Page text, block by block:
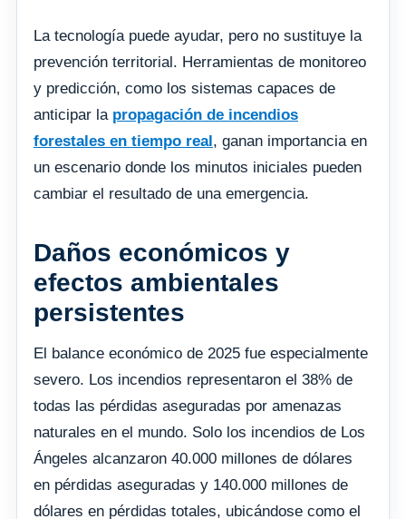
La tecnología puede ayudar, pero no sustituye la
prevención territorial. Herramientas de monitoreo
y predicción, como los sistemas capaces de
anticipar la propagación de incendios
forestales en tiempo real , ganan importancia en
un escenario donde los minutos iniciales pueden
cambiar el resultado de una emergencia.
Daños económicos y
efectos ambientales
persistentes
El balance económico de 2025 fue especialmente
severo. Los incendios representaron el 38% de
todas las pérdidas aseguradas por amenazas
naturales en el mundo. Solo los incendios de Los
Ángeles alcanzaron 40.000 millones de dólares
en pérdidas aseguradas y 140.000 millones de
dólares en pérdidas totales, ubicándose como el